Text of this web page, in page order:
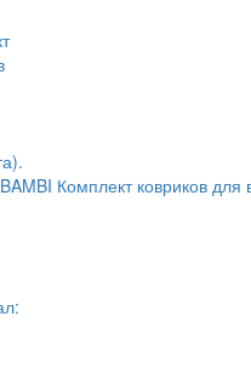
BAMBI Комплект ковриков для